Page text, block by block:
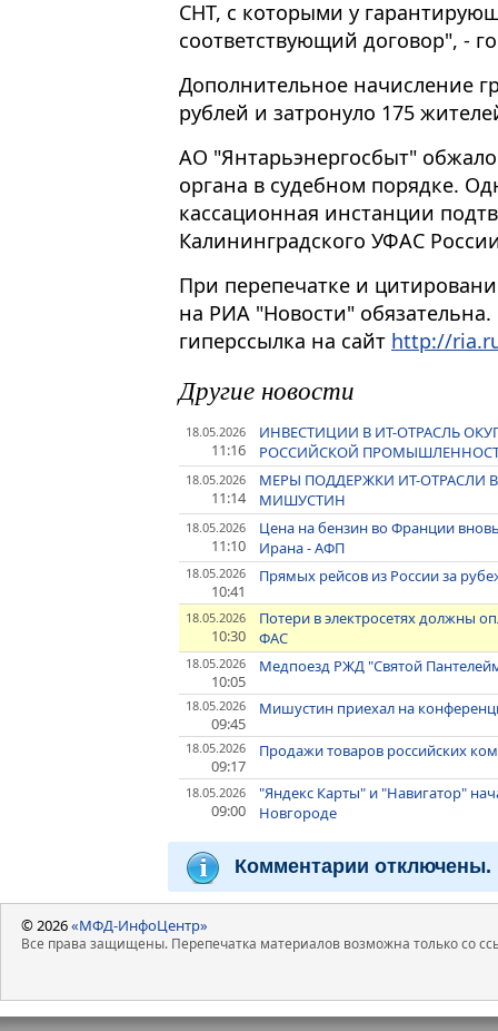
СНТ, с которыми у
соответствующий договор", -
Дополнительное начисление
рублей и затронуло 175
АО "Янтарьэнергосбыт"
органа в судебном порядке.
кассационная инстанции
Калининградского УФАС
При перепечатке и
на РИА "Новости"
гиперссылка на сайт http://
Другие новости
18.05.2026
11:16
ИНВЕСТИЦИИ В ИТ-ОТРАСЛЬ
РОССИЙСКОЙ
18.05.2026
11:14
МЕРЫ ПОДДЕРЖКИ ИТ-ОТРАСЛИ
МИШУСТИН
18.05.2026
11:10
Цена на бензин во Франции
Ирана - АФП
18.05.2026
10:41
Прямых рейсов из России за
18.05.2026
10:30
Потери в электросетях должны
ФАС
18.05.2026
10:05
Медпоезд РЖД "Святой
18.05.2026
09:45
Мишустин приехал на
18.05.2026
09:17
Продажи товаров российских
18.05.2026
09:00
"Яндекс Карты" и "Навигатор"
Новгороде
Комментарии отключены.
© 2026«МФД-ИнфоЦентр»
Все права защищены. Перепечатка материалов возможна только со